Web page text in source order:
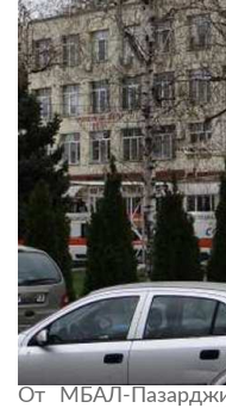
От МБАЛ-